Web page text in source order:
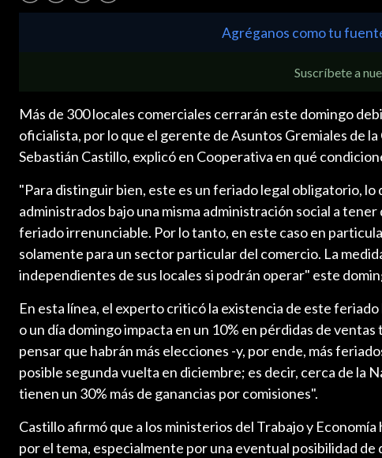
Agréganos como tu
Suscríbete a
Más de 300 locales comerciales cerrarán este domingo
oficialista, por lo que el gerente de Asuntos Gremiales de
Sebastián Castillo, explicó en Cooperativa en qué
"Para distinguir bien, este es un feriado legal obligatorio, lo
administrados bajo una misma administración social a
feriado irrenunciable. Por lo tanto, en este caso en
solamente para un sector particular del comercio. La
independientes de sus locales si podrán operar" este
En esta línea, el experto criticó la existencia de este
o un día domingo impacta en un 10% en pérdidas de
pensar que habrán más elecciones -y, por ende, más
posible segunda vuelta en diciembre; es decir, cerca de la
tienen un 30% más de ganancias por comisiones".
Castillo afirmó que a los ministerios del Trabajo y
por el tema, especialmente por una eventual posibilidad